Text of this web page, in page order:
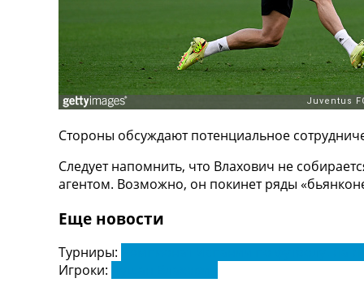
Рейтинг стран УЕФА
Рейтинг клубов УЕФА
Рейтинг ФИФА
ТВ программа
RU
UA
Новости футбола
Стороны обсуждают потенциальное
Следует напомнить, что Влахович не
агентом. Возможно, он покинет ряды
Еще новости
Турниры:
Игроки: